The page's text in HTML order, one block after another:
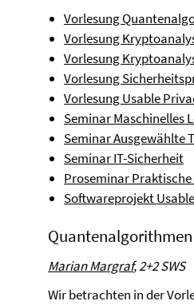
Vorlesung
Vorlesung
Vorlesung
Vorlesung
Vorlesung Usable
Seminar Maschinelles
Seminar Ausgewählte
Seminar IT-Sicherheit
Proseminar
Softwareprojekt
Marian Margraf, 2+2 SWS
Wir betrachten in der